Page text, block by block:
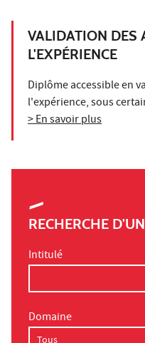
VALIDATION DES
L'EXPÉRIENCE
Diplôme accessible en
l'expérience, sous
> En savoir plus
RECHERCHE
Intitulé
Domaine